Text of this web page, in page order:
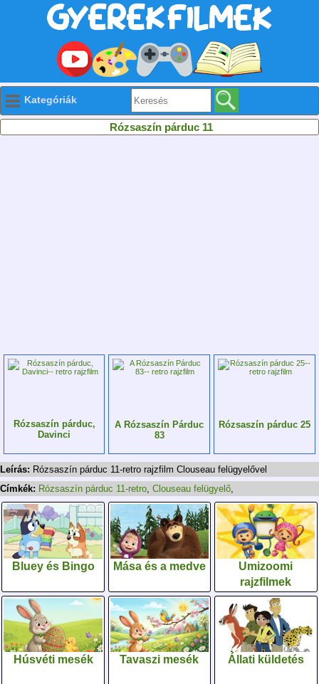
Kategóriák
Rózsaszín párduc 11
Rózsaszín párduc,
Davinci
A Rózsaszín Párduc
83
Rózsaszín párduc 25
Leírás: Rózsaszín párduc 11-retro rajzfilm Clouseau felügyelővel
Címkék: Rózsaszín párduc 11-retro, Clouseau felügyelő,
Bluey és Bingo Mása és a medve
Umizoomi
rajzfilmek
Húsvéti mesék Tavaszi mesék Állati küldetés